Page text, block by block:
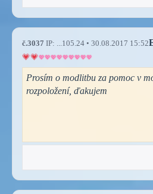
č.3037 IP: ...105.24 • 30.08.2017 15:52
Prosím o modlitbu za pomoc v
rozpoložení, ďakujem